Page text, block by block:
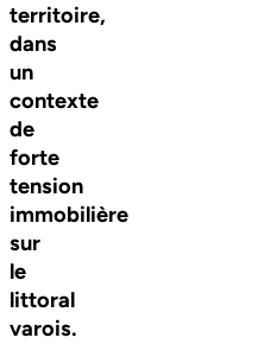
territoire,
dans
un
contexte
de
forte
tension
immobilière
sur
le
littoral
varois.